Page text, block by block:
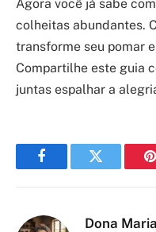
Agora você já sabe
colheitas abundantes.
transforme seu pomar
Compartilhe este guia
juntas espalhar a
FacebookTwitter
Dona Maria